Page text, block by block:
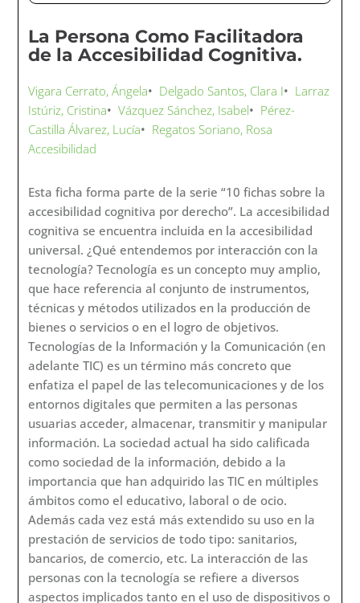
La Persona Como Facilitadora
de la Accesibilidad Cognitiva.
Vigara Cerrato, Ángela• Delgado Santos, Clara I• Larraz
Istúriz, Cristina•Vázquez Sánchez, Isabel• Pérez-
Castilla Álvarez, Lucía• Regatos Soriano, Rosa
Accesibilidad
Esta ficha forma parte de la serie “10 fichas sobre la
accesibilidad cognitiva por derecho”. La accesibilidad
cognitiva se encuentra incluida en la accesibilidad
universal. ¿Qué entendemos por interacción con la
tecnología? Tecnología es un concepto muy amplio,
que hace referencia al conjunto de instrumentos,
técnicas y métodos utilizados en la producción de
bienes o servicios o en el logro de objetivos.
Tecnologías de la Información y la Comunicación (en
adelante TIC) es un término más concreto que
enfatiza el papel de las telecomunicaciones y de los
entornos digitales que permiten a las personas
usuarias acceder, almacenar, transmitir y manipular
información. La sociedad actual ha sido calificada
como sociedad de la información, debido a la
importancia que han adquirido las TIC en múltiples
ámbitos como el educativo, laboral o de ocio.
Además cada vez está más extendido su uso en la
prestación de servicios de todo tipo: sanitarios,
bancarios, de comercio, etc. La interacción de las
personas con la tecnología se refiere a diversos
aspectos implicados tanto en el uso de dispositivos o